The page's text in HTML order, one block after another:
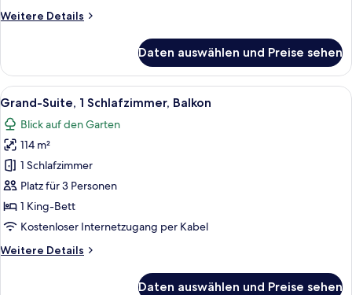
Weitere Details
Weitere
Suite,
Schlafzimmer,
Daten auswählen und Preise sehen
Alle
Fotos
für
Grand-
Suite,
1
Schlafzimmer,
Balkon
Ein Hotelzimmer mit einem großen
6
Grand-Suite, 1 Schlafzimmer, Balkon
Blick auf den Garten
114 m²
1 Schlafzimmer
Platz für 3 Personen
1 King-Bett
Kostenloser Internetzugang per Kabel
Weitere Details
Weitere
Daten auswählen und Preise sehen